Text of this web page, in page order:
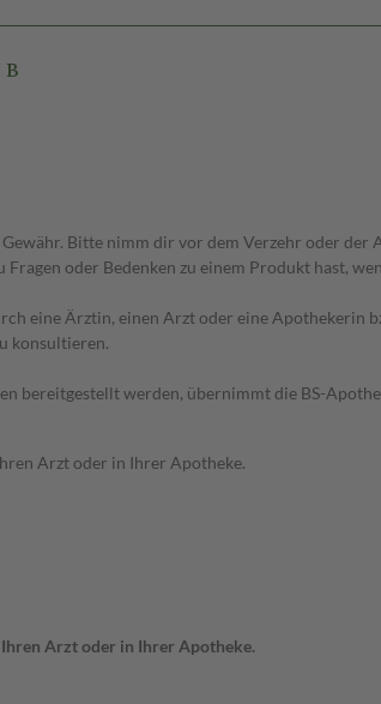
Bitte nimm dir vor dem Verzehr oder
oder Bedenken zu einem Produkt hast,
eine Ärztin, einen Arzt oder eine Apothekerin
konsultieren.
werden, übernimmt die BS-
Arzt oder in Ihrer Apotheke.
Arzt oder in Ihrer Apotheke.